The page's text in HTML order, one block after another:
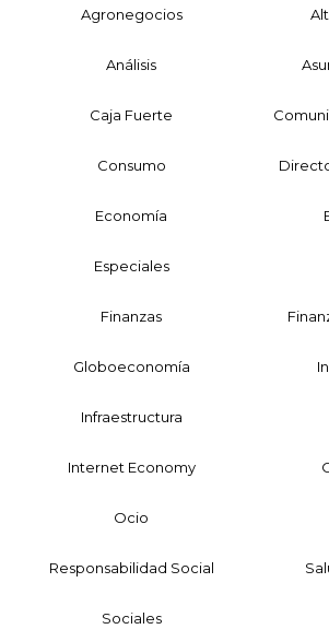
Agronegocios
Análisis
Caja Fuerte
Consumo
Economía
Especiales
Finanzas
Globoeconomía
Infraestructura
Internet Economy
Ocio
Responsabilidad Social
Sociales